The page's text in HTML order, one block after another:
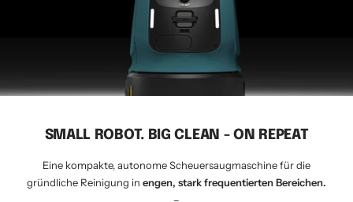
SMALL ROBOT. BIG CLEAN - ON REPEAT
Eine kompakte, autonome Scheuersaugmaschine für die
gründliche Reinigung in engen, stark frequentierten Bereichen.
© 2026 Tavernaro AG - seit 1924